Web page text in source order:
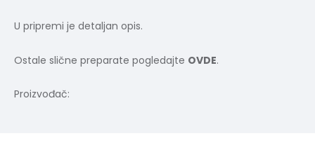
U pripremi je detaljan opis.
Ostale slične preparate pogledajte OVDE.
Proizvođač: